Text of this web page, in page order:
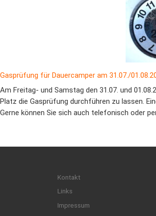
Gasprüfung für Dauercamper am 31.07./
Am Freitag- und Samstag den 31.07. und
Platz die Gasprüfung durchführen zu lassen.
Gerne können Sie sich auch telefonisch oder
Kontakt
Links
Impressum